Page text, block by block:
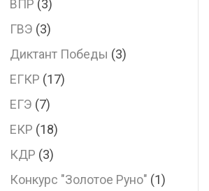
ВПР (3)
ГВЭ (3)
Диктант Победы (3)
ЕГКР (17)
ЕГЭ (7)
ЕКР (18)
КДР (3)
Конкурс "Золотое Руно" (1)